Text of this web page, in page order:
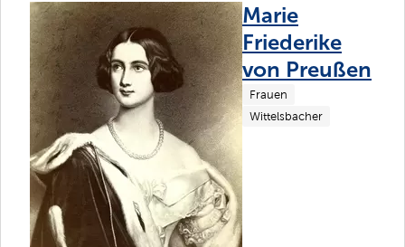
Marie
Friederike
von Preußen
Frauen
Wittelsbacher